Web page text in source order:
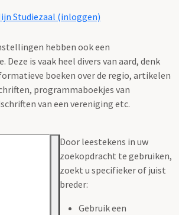
Studiezaal (inloggen)
hebben ook een
is vaak heel divers van aard, denk
boeken over de regio, artikelen
programmaboekjes van
van een vereniging etc.
Door leestekens in uw
zoekopdracht te gebruiken,
zoekt u specifieker of juist
breder:
Gebruik een